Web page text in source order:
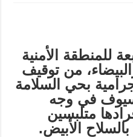
للمنطقة الأمنية
من توقيف
بحي السلامة
في وجه
متلبسين
الأبيض.